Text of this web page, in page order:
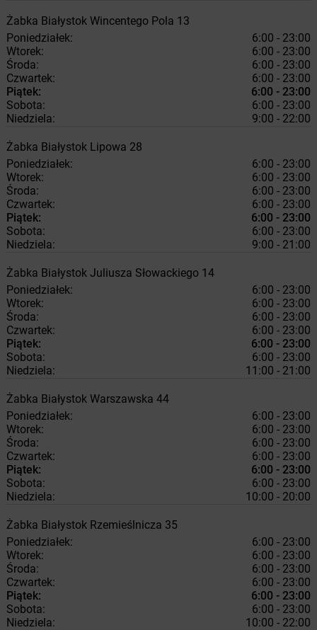
Żabka Białystok Wincentego Pola 13
Poniedziałek:
6:00 - 23:00
Wtorek:
6:00 - 23:00
Środa:
6:00 - 23:00
Czwartek:
6:00 - 23:00
Piątek:
6:00 - 23:00
Sobota:
6:00 - 23:00
Niedziela:
9:00 - 22:00
Żabka Białystok Lipowa 28
Poniedziałek:
6:00 - 23:00
Wtorek:
6:00 - 23:00
Środa:
6:00 - 23:00
Czwartek:
6:00 - 23:00
Piątek:
6:00 - 23:00
Sobota:
6:00 - 23:00
Niedziela:
9:00 - 21:00
Żabka Białystok Juliusza Słowackiego 14
Poniedziałek:
6:00 - 23:00
Wtorek:
6:00 - 23:00
Środa:
6:00 - 23:00
Czwartek:
6:00 - 23:00
Piątek:
6:00 - 23:00
Sobota:
6:00 - 23:00
Niedziela:
11:00 - 21:00
Żabka Białystok Warszawska 44
Poniedziałek:
6:00 - 23:00
Wtorek:
6:00 - 23:00
Środa:
6:00 - 23:00
Czwartek:
6:00 - 23:00
Piątek:
6:00 - 23:00
Sobota:
6:00 - 23:00
Niedziela:
10:00 - 20:00
Żabka Białystok Rzemieślnicza 35
Poniedziałek:
6:00 - 23:00
Wtorek:
6:00 - 23:00
Środa:
6:00 - 23:00
Czwartek:
6:00 - 23:00
Piątek:
6:00 - 23:00
Sobota:
6:00 - 23:00
Niedziela:
10:00 - 22:00